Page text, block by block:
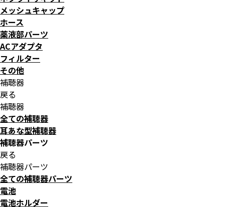
メッシュキャップ
ホース
薬液部パーツ
ACアダプタ
フィルター
その他
補聴器
戻る
補聴器
全ての補聴器
耳あな型補聴器
補聴器パーツ
戻る
補聴器パーツ
全ての補聴器パーツ
電池
電池ホルダー